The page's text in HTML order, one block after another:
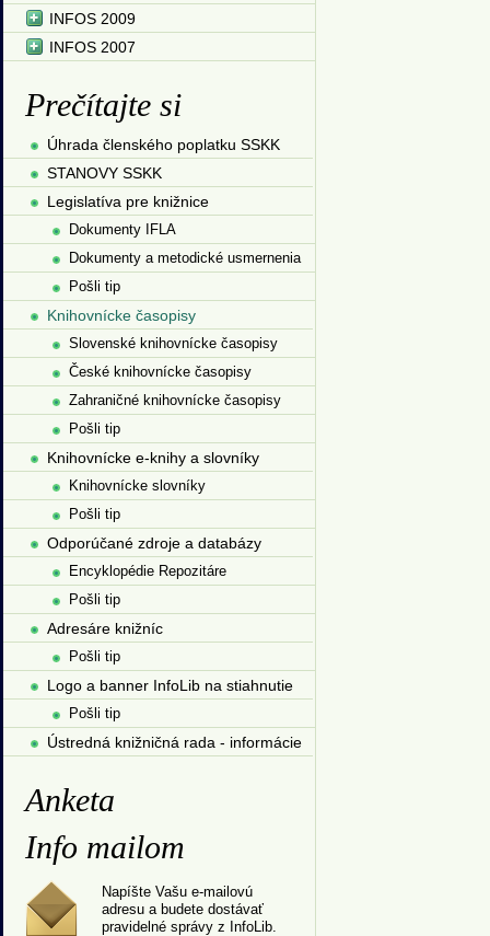
INFOS 2009
INFOS 2007
Prečítajte si
Úhrada členského poplatku SSKK
STANOVY SSKK
Legislatíva pre knižnice
Dokumenty IFLA
Dokumenty a metodické usmernenia
Pošli tip
Knihovnícke časopisy
Slovenské knihovnícke časopisy
České knihovnícke časopisy
Zahraničné knihovnícke časopisy
Pošli tip
Knihovnícke e-knihy a slovníky
Knihovnícke slovníky
Pošli tip
Odporúčané zdroje a databázy
Encyklopédie Repozitáre
Pošli tip
Adresáre knižníc
Pošli tip
Logo a banner InfoLib na stiahnutie
Pošli tip
Ústredná knižničná rada - informácie
Anketa
Info mailom
Napíšte Vašu e-mailovú
adresu a budete dostávať
pravidelné správy z InfoLib.